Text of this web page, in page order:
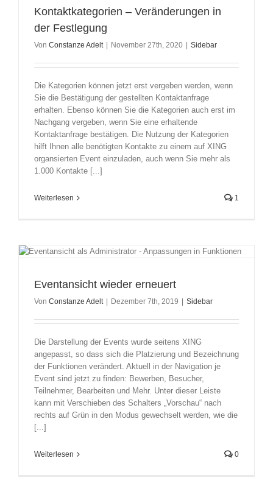
Kontaktkategorien – Veränderungen in
der Festlegung
Von Constanze Adelt November 27th, 2020 Sidebar
Die Kategorien können jetzt erst vergeben werden, wenn
Sie die Bestätigung der gestellten Kontaktanfrage
erhalten. Ebenso können Sie die Kategorien auch erst im
Nachgang vergeben, wenn Sie eine erhaltende
Kontaktanfrage bestätigen. Die Nutzung der Kategorien
hilft Ihnen alle benötigten Kontakte zu einem auf XING
organsierten Event einzuladen, auch wenn Sie mehr als
1.000 Kontakte [...]
Weiterlesen 1
Eventansicht wieder erneuert
Von Constanze Adelt Dezember 7th, 2019 Sidebar
Die Darstellung der Events wurde seitens XING
angepasst, so dass sich die Platzierung und Bezeichnung
der Funktionen verändert. Aktuell in der Navigation je
Event sind jetzt zu finden: Bewerben, Besucher,
Teilnehmer, Bearbeiten und Mehr. Unter dieser Leiste
kann mit Verschieben des Schalters „Vorschau“ nach
rechts auf Grün in den Modus gewechselt werden, wie die
[...]
Weiterlesen 0